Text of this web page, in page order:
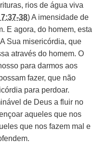
rios de água viva
38) A imensidade de
E agora, do homem, esta
Sua misericórdia, que
através do homem. O
para darmos aos
fazer, que não
para perdoar.
de Deus a fluir no
aqueles que nos
que nos fazem mal e